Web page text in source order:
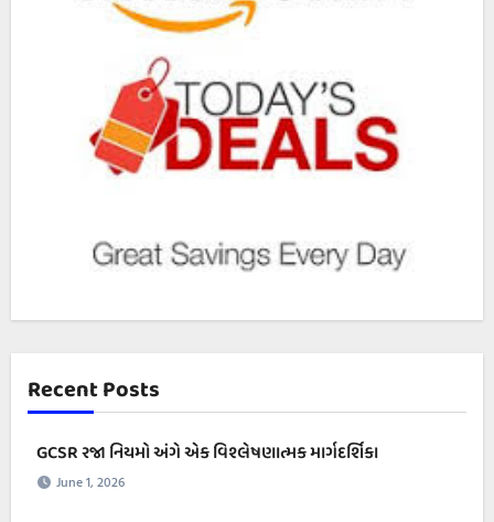
Recent Posts
GCSR રજા નિયમો અંગે એક વિશ્લેષણાત્મક માર્ગદર્શિકા
June 1, 2026